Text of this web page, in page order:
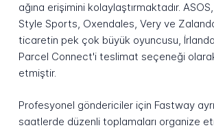
ağına erişimini kolaylaştırmaktadır.
Style Sports, Oxendales, Very ve
ticaretin pek çok büyük oyuncusu,
Parcel Connect'i teslimat seçeneği
etmiştir.
Profesyonel göndericiler için Fastway
saatlerde düzenli toplamaları organize